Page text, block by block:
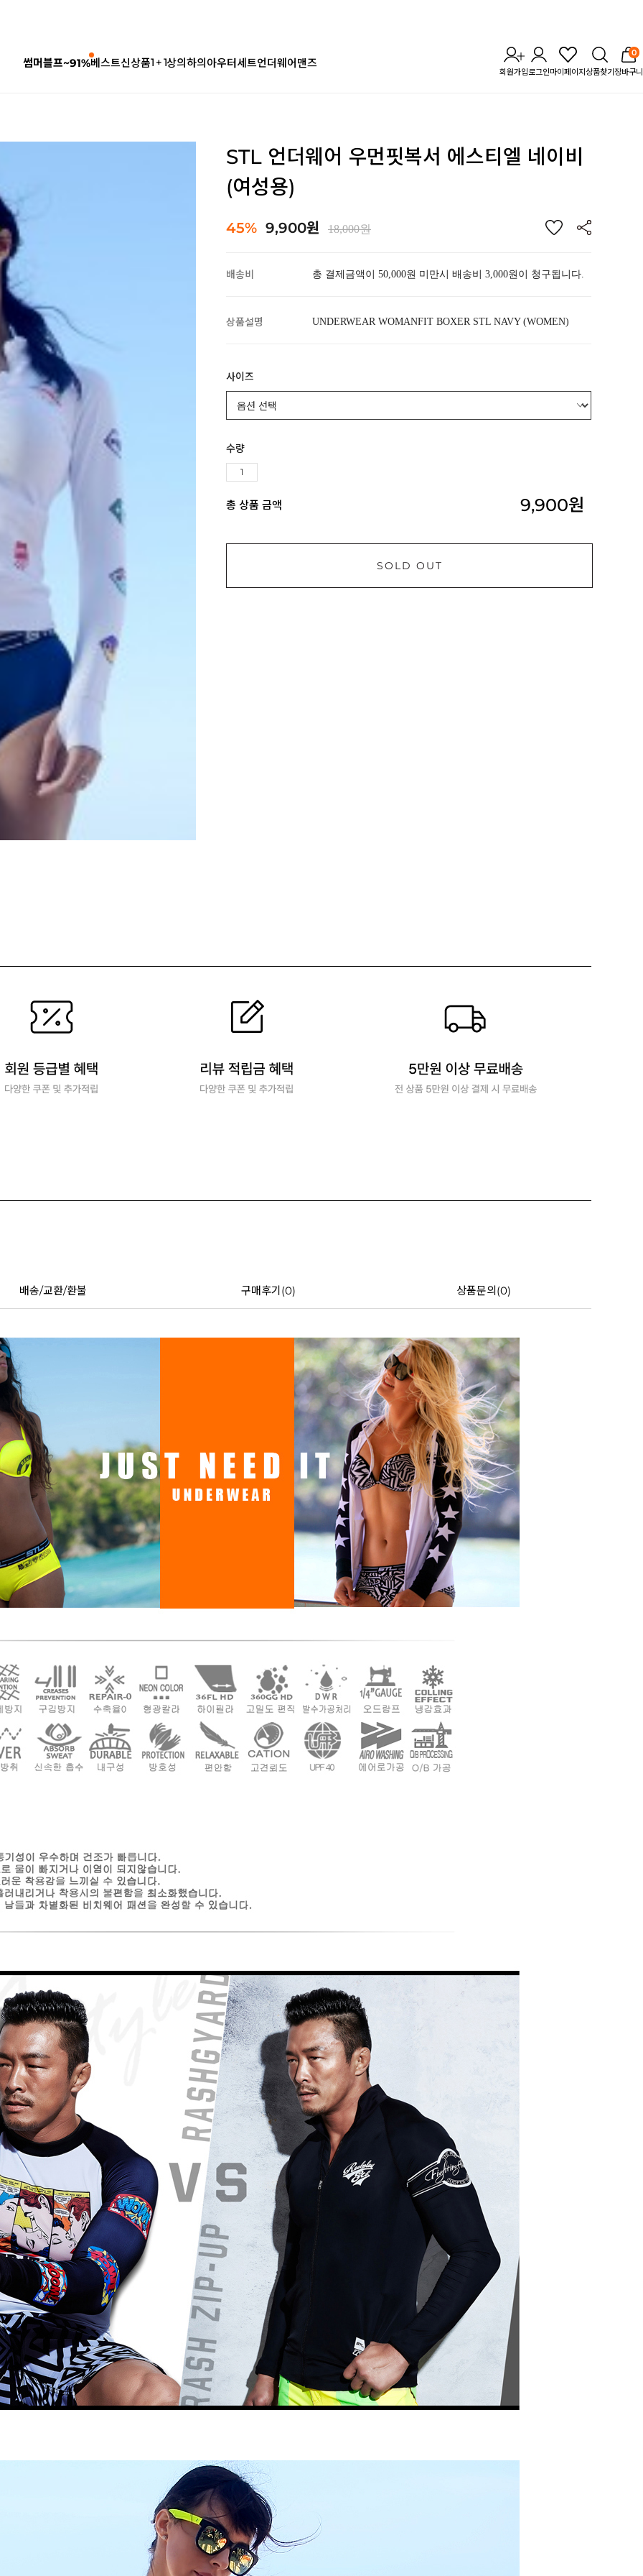
썸머블프~91%베스트신상품1 + 1상의하의아우터세트언더웨어맨즈
회원가입로그인마이페이지 상품찾기
0
장바구니
STL 언더웨어 우먼핏복서 에스티엘 네이비
(여성용)
45% 9,900원 18,000원
배송비 총 결제금액이 50,000원 미만시 배송비 3,000원이 청구됩니다.
상품설명 UNDERWEAR WOMANFIT BOXER STL NAVY (WOMEN)
사이즈
수량
총 상품 금액 9,900원
SOLD OUT
배송/교환/환불 구매후기(0) 상품문의(0)